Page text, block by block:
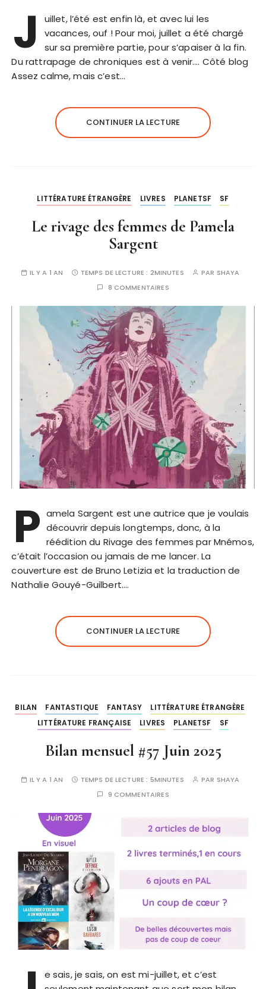
J
uillet, l’été est enfin là, et avec lui les
vacances, ouf ! Pour moi, juillet a été chargé
sur sa première partie, pour s’apaiser à la fin.
Du rattrapage de chroniques est à venir…. Côté blog
Assez calme, mais c’est…
CONTINUER LA LECTURE
LITTÉRATURE ÉTRANGÈRE LIVRES PLANETSF SF
Le rivage des femmes de Pamela
Sargent
IL Y A 1 AN TEMPS DE LECTURE : 2MINUTES PAR SHAYA
8 COMMENTAIRES
P amela Sargent est une autrice que je voulais
découvrir depuis longtemps, donc, à la
réédition du Rivage des femmes par Mnémos,
c’était l’occasion ou jamais de me lancer. La
couverture est de Bruno Letizia et la traduction de
Nathalie Gouyé-Guilbert….
CONTINUER LA LECTURE
BILAN FANTASTIQUE FANTASY
LITTÉRATURE ÉTRANGÈRE
LITTÉRATURE FRANÇAISE
LIVRES PLANETSF SF
Bilan mensuel #57 Juin 2025
IL Y A 1 AN TEMPS DE LECTURE : 5MINUTES PAR SHAYA
9 COMMENTAIRES
e sais, je sais, on est mi-juillet, et c’est